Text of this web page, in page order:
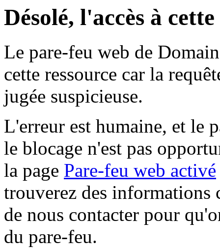
Désolé, l'accès à
Le pare-feu web de
cette ressource car la
jugée suspicieuse.
L'erreur est humaine, et le
le blocage n'est pas
la page Pare-feu web activé
trouverez des informations
de nous contacter pour
du pare-feu.